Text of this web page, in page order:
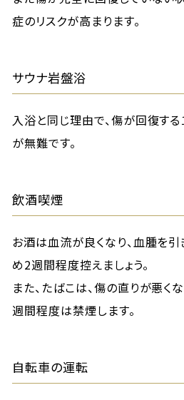
症のリスクが高まります。
サウナ岩盤浴
入浴と同じ理由で、傷が回復す
が無難です。
飲酒喫煙
お酒は血流が良くなり、血腫を
め2週間程度控えましょう。
また、たばこは、傷の直りが悪
週間程度は禁煙します。
自転車の運転